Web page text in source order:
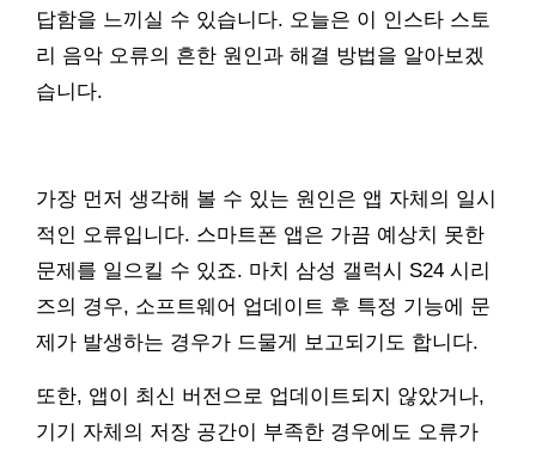
답함을 느끼실 수 있습니다. 오늘은 이 인스타 스토
리 음악 오류의 흔한 원인과 해결 방법을 알아보겠
습니다.
가장 먼저 생각해 볼 수 있는 원인은 앱 자체의 일시
적인 오류입니다. 스마트폰 앱은 가끔 예상치 못한
문제를 일으킬 수 있죠. 마치 삼성 갤럭시 S24 시리
즈의 경우, 소프트웨어 업데이트 후 특정 기능에 문
제가 발생하는 경우가 드물게 보고되기도 합니다.
또한, 앱이 최신 버전으로 업데이트되지 않았거나,
기기 자체의 저장 공간이 부족한 경우에도 오류가